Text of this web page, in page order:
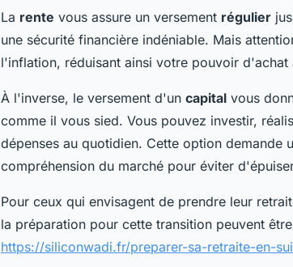
La rente vous assure un versement régulier
une sécurité financière indéniable. Mais
l'inflation, réduisant ainsi votre pouvoir d'achat
À l'inverse, le versement d'un capital vous
comme il vous sied. Vous pouvez investir,
dépenses au quotidien. Cette option demande
compréhension du marché pour éviter
Pour ceux qui envisagent de prendre leur
la préparation pour cette transition peuvent
https://siliconwadi.fr/preparer-sa-retraite-en-